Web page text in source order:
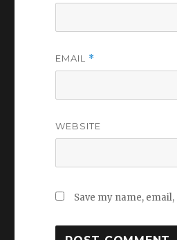
EMAIL *
WEBSITE
Save my name,